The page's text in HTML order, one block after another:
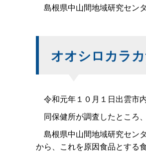
島根県中山間地域研究セン
オオシロカラ
令和元年１０月１日出雲市
同保健所が調査したところ
島根県中山間地域研究セン
から、これを原因食品とする